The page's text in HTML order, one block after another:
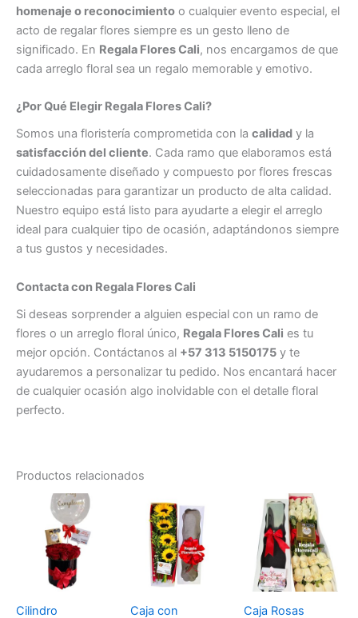
homenaje o reconocimiento o cualquier evento especial, el
acto de regalar flores siempre es un gesto lleno de
significado. En Regala Flores Cali, nos encargamos de que
cada arreglo floral sea un regalo memorable y emotivo.
¿Por Qué Elegir Regala Flores Cali?
Somos una floristería comprometida con la calidad y la
satisfacción del cliente. Cada ramo que elaboramos está
cuidadosamente diseñado y compuesto por flores frescas
seleccionadas para garantizar un producto de alta calidad.
Nuestro equipo está listo para ayudarte a elegir el arreglo
ideal para cualquier tipo de ocasión, adaptándonos siempre
a tus gustos y necesidades.
Contacta con Regala Flores Cali
Si deseas sorprender a alguien especial con un ramo de
flores o un arreglo floral único, Regala Flores Cali es tu
mejor opción. Contáctanos al +57 313 5150175 y te
ayudaremos a personalizar tu pedido. Nos encantará hacer
de cualquier ocasión algo inolvidable con el detalle floral
perfecto.
Productos relacionados
Cilindro Caja con Caja Rosas